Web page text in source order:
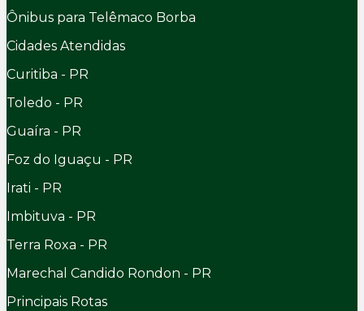
Ônibus para Telêmaco Borba
Cidades Atendidas
Curitiba - PR
Toledo - PR
Guaíra - PR
Foz do Iguaçu - PR
Irati - PR
Imbituva - PR
Terra Roxa - PR
Marechal Candido Rondon - PR
Principais Rotas